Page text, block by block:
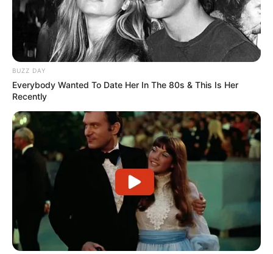
BUZZ DAY
Everybody Wanted To Date Her In The 80s & This Is Her
Recently